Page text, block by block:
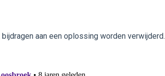
aan een oplossing worden verwijderd.